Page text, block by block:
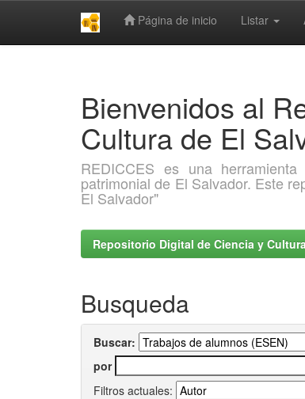
Página de inicio Listar
Bienvenidos al
Cultura de El
REDICCES es una
patrimonial de El Salvador. Este
El Salvador"
Repositorio Digital de Ciencia y
Busqueda
Buscar:
por
Filtros actuales: